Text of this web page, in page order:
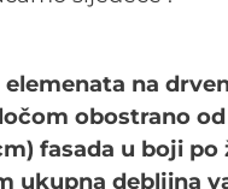
elemenata na
obostrano
fasada u boji
ukupna debljina